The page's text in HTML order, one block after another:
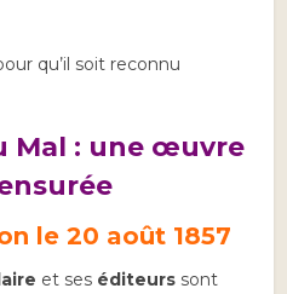
qu’il soit reconnu
Mal : une œuvre
le 20 août 1857
et ses éditeurs sont